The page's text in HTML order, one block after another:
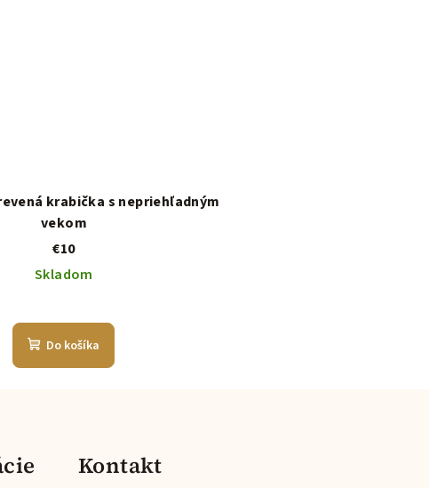
krabička s nepriehľadným
vekom
€10
Skladom
Do košíka
Kontakt